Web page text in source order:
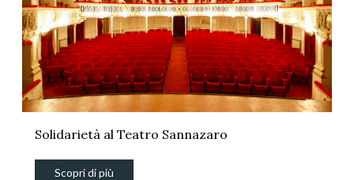
Solidarietà al Teatro Sannazaro
Scopri di più